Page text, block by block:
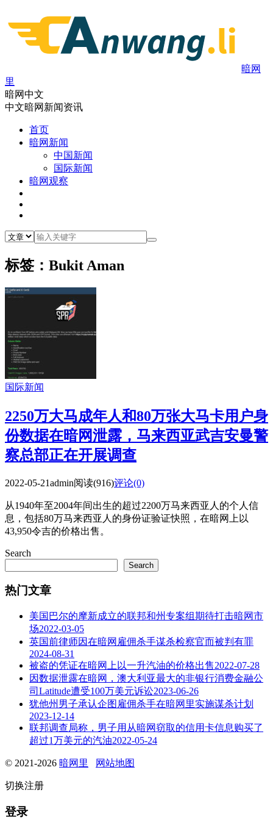
暗网
里
暗网中文
中文暗网新闻资讯
首页
暗网新闻
中国新闻
国际新闻
暗网观察
标签：Bukit Aman
国际新闻
2250万大马成年人和80万张大马卡用户身
份数据在暗网泄露，马来西亚武吉安曼警
察总部正在开展调查
2022-05-21admin阅读(916)评论(0)
从1940年至2004年间出生的超过2200万马来西亚人的个人信
息，包括80万马来西亚人的身份证验证快照，在暗网上以
43,950令吉的价格出售。
Search
Search
热门文章
美国巴尔的摩新成立的联邦和州专案组期待打击暗网市
场2022-03-05
英国前律师因在暗网雇佣杀手谋杀检察官而被判有罪
2024-08-31
被盗的凭证在暗网上以一升汽油的价格出售2022-07-28
因数据泄露在暗网，澳大利亚最大的非银行消费金融公
司Latitude遭受100万美元诉讼2023-06-26
犹他州男子承认企图雇佣杀手在暗网里实施谋杀计划
2023-12-14
联邦调查局称，男子用从暗网窃取的信用卡信息购买了
超过1万美元的汽油2022-05-24
© 2021-2026 暗网里 网站地图
切换注册
登录